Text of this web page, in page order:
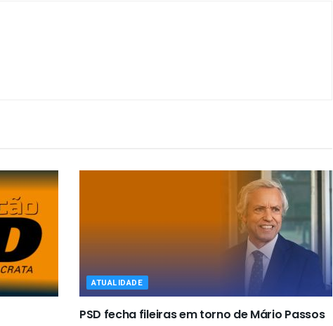
ATUALIDADE
PSD fecha fileiras em torno de Mário Passos